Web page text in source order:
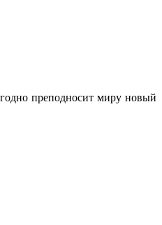
преподносит миру новый